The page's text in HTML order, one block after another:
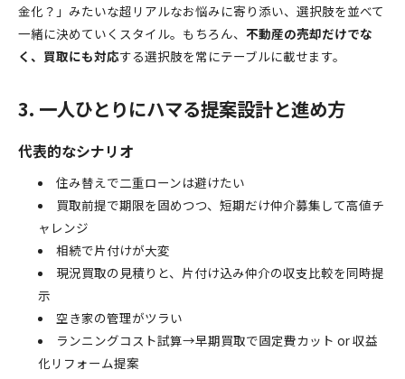
金化？」みたいな超リアルなお悩みに寄り添い、選択肢を並べて
一緒に決めていくスタイル。もちろん、 不動産の売却だけでな
く、買取にも対応する選択肢を常にテーブルに載せます。
3. 一人ひとりにハマる提案設計と進め方
代表的なシナリオ
住み替えで二重ローンは避けたい
買取前提で期限を固めつつ、短期だけ仲介募集して高値チ
ャレンジ
相続で片付けが大変
現況買取の見積りと、片付け込み仲介の収支比較を同時提
示
空き家の管理がツラい
ランニングコスト試算→早期買取で固定費カット or 収益
化リフォーム提案